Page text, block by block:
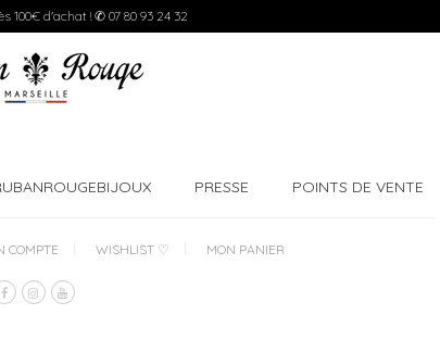
PRESSE POINTS DE VENTE
COMPTE WISHLIST ♡ MON PANIER
100€ d'achat ! ✆ 07 80 93 24 32